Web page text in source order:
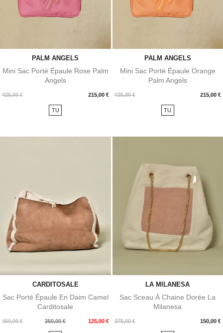
PALM ANGELS
Mini Sac Porté Épaule Rose Palm
Angels
425,00 € 215,00 €
Prix
TU
PALM ANGELS
Mini Sac Porté Épaule Orange
Palm Angels
425,00 € 215,00 €
Prix
TU
CARDITOSALE
Sac Porté Épaule En Daim Camel
Carditosale
450,00 €
Prix
250,00 € 125,00 €
Prix
LA MILANESA
Sac Sceau À Chaine Dorée La
Milanesa
375,00 € 150,00 €
Prix